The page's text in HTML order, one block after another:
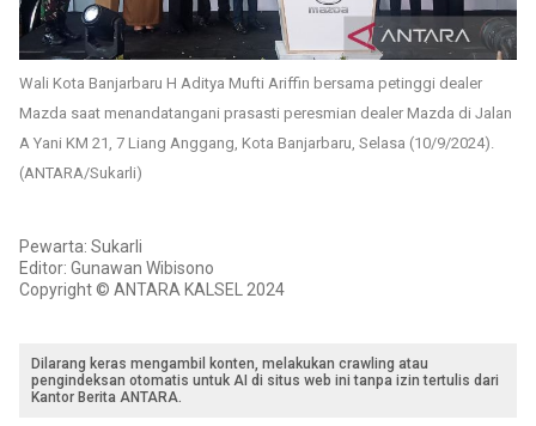
Wali Kota Banjarbaru H Aditya Mufti Ariffin bersama petinggi dealer
Mazda saat menandatangani prasasti peresmian dealer Mazda di Jalan
A Yani KM 21, 7 Liang Anggang, Kota Banjarbaru, Selasa (10/9/2024).
(ANTARA/Sukarli)
Pewarta: Sukarli
Editor: Gunawan Wibisono
Copyright © ANTARA KALSEL 2024
Dilarang keras mengambil konten, melakukan crawling atau
pengindeksan otomatis untuk AI di situs web ini tanpa izin tertulis dari
Kantor Berita ANTARA.